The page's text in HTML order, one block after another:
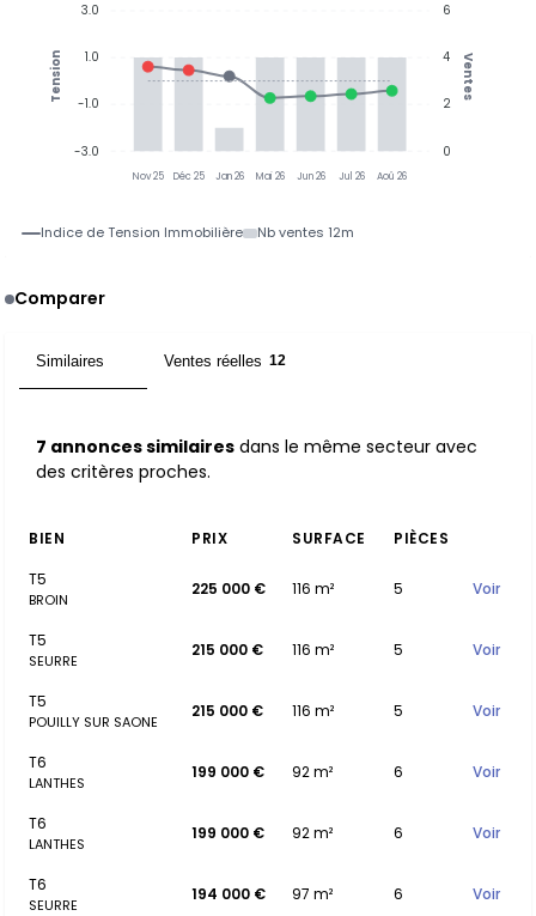
Nov 25 Déc 25 Jan 26 Mai 26 Jun 26 Jul 26 Aoû 26
6
4
2
0
Ventes
3.0
1.0
-1.0
-3.0
Tension
Indice de Tension Immobilière Nb ventes 12m
Comparer
Similaires Ventes réelles 12
7 annonces similaires dans le même secteur avec
des critères proches.
BIEN PRIX SURFACE
PIÈCES
T5
BROIN
225 000 € 116 m² 5 Voir
T5
SEURRE
215 000 € 116 m² 5 Voir
T5
POUILLY SUR SAONE
215 000 € 116 m² 5 Voir
T6
LANTHES
199 000 € 92 m² 6 Voir
T6
LANTHES
199 000 € 92 m² 6 Voir
T6
SEURRE
194 000 € 97 m² 6 Voir